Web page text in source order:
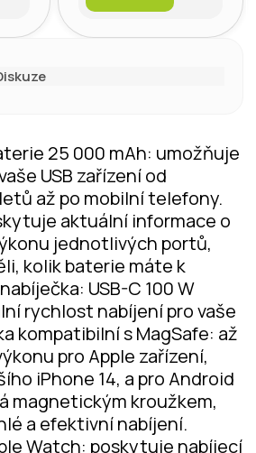
25 000 mAh: umožňuje
USB zařízení od
až po mobilní telefony.
aktuální informace o
jednotlivých portů,
kolik baterie máte k
USB-C 100 W
rychlost nabíjení pro vaše
kompatibilní s MagSafe: až
pro Apple zařízení,
iPhone 14, a pro Android
magnetickým kroužkem,
a efektivní nabíjení.
Watch: poskytuje nabíjecí